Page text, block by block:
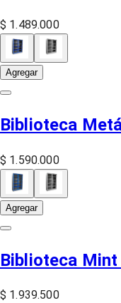
$ 1.489.000
Agregar
Biblioteca
$ 1.590.000
Agregar
Biblioteca
$ 1.939.500